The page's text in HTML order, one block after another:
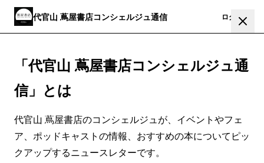
代官山 蔦屋書店コンシェルジュ通信 ログイン
「代官山 蔦屋書店コンシェルジュ通
信」とは
代官山 蔦屋書店のコンシェルジュが、イベントやフェ
ア、ポッドキャストの情報、おすすめの本についてピッ
クアップするニュースレターです。